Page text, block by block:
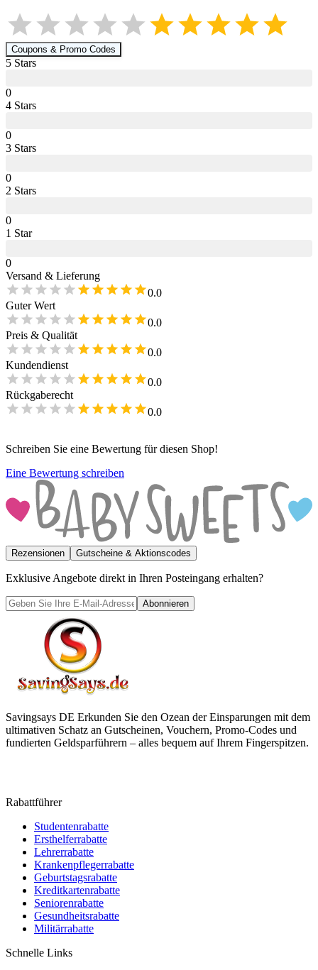
Coupons & Promo Codes
5 Stars
0
4 Stars
0
3 Stars
0
2 Stars
0
1 Star
0
Versand & Lieferung
0.0
Guter Wert
0.0
Preis & Qualität
0.0
Kundendienst
0.0
Rückgaberecht
0.0
Schreiben Sie eine Bewertung für diesen Shop!
Eine Bewertung schreiben
Rezensionen Gutscheine & Aktionscodes
Exklusive Angebote direkt in Ihren Posteingang erhalten?
Abonnieren
Savingsays DE Erkunden Sie den Ozean der Einsparungen mit dem
ultimativen Schatz an Gutscheinen, Vouchern, Promo-Codes und
fundierten Geldsparführern – alles bequem auf Ihrem Fingerspitzen.
Rabattführer
Studentenrabatte
Ersthelferrabatte
Lehrerrabatte
Krankenpflegerrabatte
Geburtstagsrabatte
Kreditkartenrabatte
Seniorenrabatte
Gesundheitsrabatte
Militärrabatte
Schnelle Links